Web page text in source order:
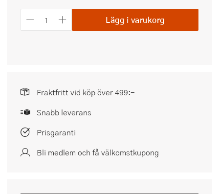
Lägg i varukorg
Fraktfritt vid köp över 499:-
Snabb leverans
Prisgaranti
Bli medlem och få välkomstkupong